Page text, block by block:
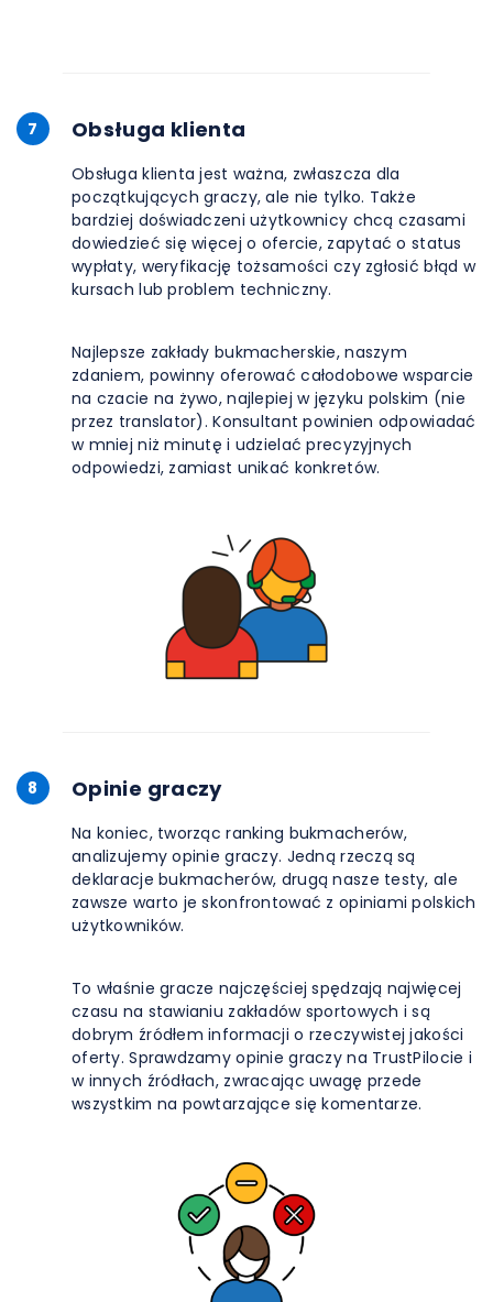
7 Obsługa klienta
Obsługa klienta jest ważna, zwłaszcza dla
początkujących graczy, ale nie tylko. Także
bardziej doświadczeni użytkownicy chcą czasami
dowiedzieć się więcej o ofercie, zapytać o status
wypłaty, weryfikację tożsamości czy zgłosić błąd w
kursach lub problem techniczny.
Najlepsze zakłady bukmacherskie, naszym
zdaniem, powinny oferować całodobowe wsparcie
na czacie na żywo, najlepiej w języku polskim (nie
przez translator). Konsultant powinien odpowiadać
w mniej niż minutę i udzielać precyzyjnych
odpowiedzi, zamiast unikać konkretów.
8 Opinie graczy
Na koniec, tworząc ranking bukmacherów,
analizujemy opinie graczy. Jedną rzeczą są
deklaracje bukmacherów, drugą nasze testy, ale
zawsze warto je skonfrontować z opiniami polskich
użytkowników.
To właśnie gracze najczęściej spędzają najwięcej
czasu na stawianiu zakładów sportowych i są
dobrym źródłem informacji o rzeczywistej jakości
oferty. Sprawdzamy opinie graczy na TrustPilocie i
w innych źródłach, zwracając uwagę przede
wszystkim na powtarzające się komentarze.